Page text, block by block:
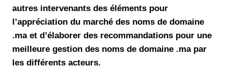
autres intervenants des éléments pour
l’appréciation du marché des noms de domaine
.ma et d’élaborer des recommandations pour une
meilleure gestion des noms de domaine .ma par
les différents acteurs.